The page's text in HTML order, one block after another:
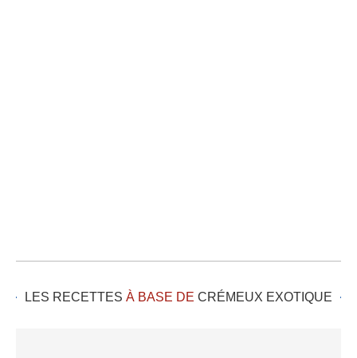
LES RECETTES À BASE DE CRÉMEUX EXOTIQUE